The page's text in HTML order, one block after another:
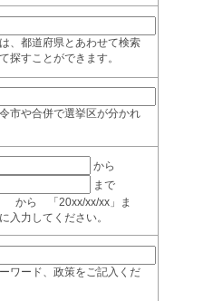
、都道府県とあわせて検索
探すことができます。
市や合併で選挙区が分かれ
から
まで
から 「20xx/xx/xx」ま
力してください。
ワード、政策をご記入くだ